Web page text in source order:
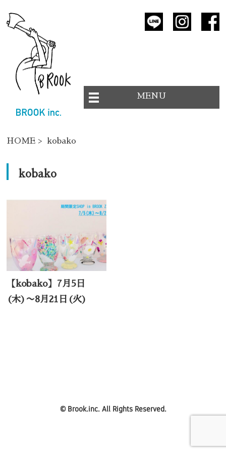
MENU
HOME > kobako
kobako
【kobako】7月5日
(木)〜8月21日(火)
© Brook.inc.All Rights Reserved.